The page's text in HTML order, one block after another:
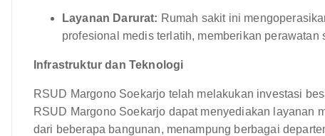
Layanan Darurat: Rumah sakit ini
profesional medis terlatih, memberikan
Infrastruktur dan Teknologi
RSUD Margono Soekarjo telah melakukan investasi
RSUD Margono Soekarjo dapat menyediakan layanan
dari beberapa bangunan, menampung berbagai